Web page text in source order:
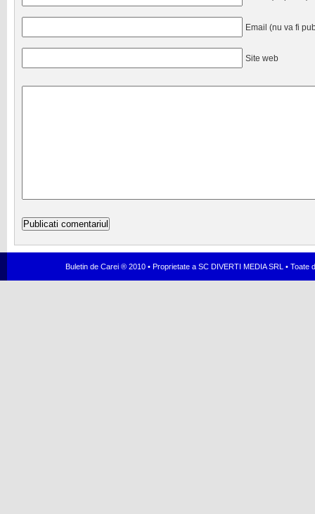
Email (nu va fi
Site web
Buletin de Carei ® 2010 • Proprietate a SC DIVERTI MEDIA SRL •